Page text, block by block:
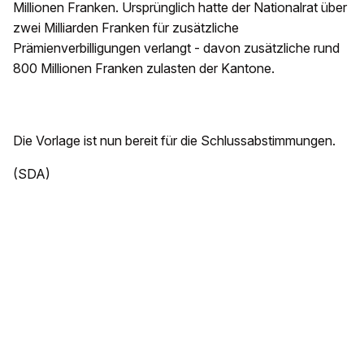
Millionen Franken. Ursprünglich hatte der Nationalrat über
zwei Milliarden Franken für zusätzliche
Prämienverbilligungen verlangt - davon zusätzliche rund
800 Millionen Franken zulasten der Kantone.
Die Vorlage ist nun bereit für die Schlussabstimmungen.
(SDA)